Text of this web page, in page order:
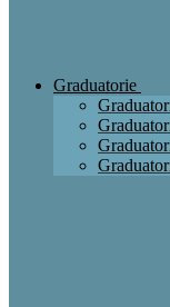
Graduatorie